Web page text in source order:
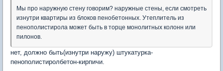
Мы про наружную стену говорим? наружные стены, если смотреть
изнутри квартиры из блоков пенобетонных. Утеплитель из
пенополистирола может быть в торце монолитных колонн или
пилонов.
нет, должно быть(изнутри наружу) штукатурка-
пенополистиролбетон-кирпичи.